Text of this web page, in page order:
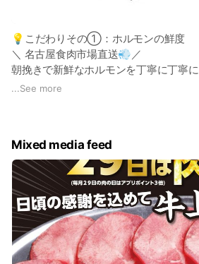
💡こだわりその①：ホルモンの鮮度
＼ 名古屋食肉市場直送💨／
朝挽きで新鮮なホルモンを丁寧に丁寧に
下ごしらえしてご提供しています✨️
💡こだわりその②：牛タンの熟成
＼ なんと40日間じっくり熟成 ／
時間をかけて熟成することで、
厚切りでも柔らかくて、
風味の豊かなタンに仕上がります♪
ジューシーな牛タンを
さっと炙り、塩とレモン🍋🧂で◎
...See more
Mixed media feed